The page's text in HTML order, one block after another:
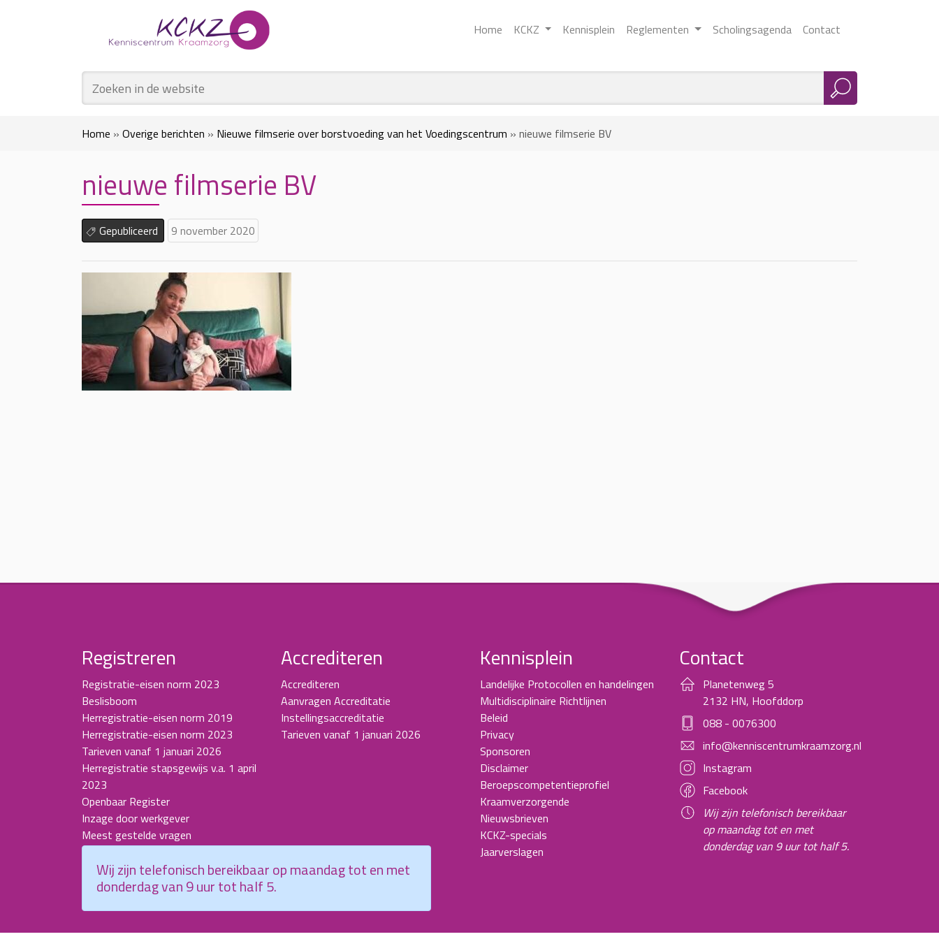
Home KCKZ Kennisplein Reglementen Scholingsagenda Contact
Home » Overige berichten » Nieuwe filmserie over borstvoeding van het Voedingscentrum » nieuwe filmserie BV
nieuwe filmserie BV
Gepubliceerd 9 november 2020
Registreren
Registratie-eisen norm 2023
Beslisboom
Herregistratie-eisen norm 2019
Herregistratie-eisen norm 2023
Tarieven vanaf 1 januari 2026
Herregistratie stapsgewijs v.a. 1 april
2023
Openbaar Register
Inzage door werkgever
Meest gestelde vragen
Accrediteren
Accrediteren
Aanvragen Accreditatie
Instellingsaccreditatie
Tarieven vanaf 1 januari 2026
Kennisplein
Landelijke Protocollen en handelingen
Multidisciplinaire Richtlijnen
Beleid
Privacy
Sponsoren
Disclaimer
Beroepscompetentieprofiel
Kraamverzorgende
Nieuwsbrieven
KCKZ-specials
Jaarverslagen
Contact
Planetenweg 5
2132 HN, Hoofddorp
088 - 0076300
info@kenniscentrumkraamzorg.nl
Instagram
Facebook
Wij zijn telefonisch bereikbaar
op maandag tot en met
donderdag van 9 uur tot half 5.
Wij zijn telefonisch bereikbaar op maandag tot en met
donderdag van 9 uur tot half 5.